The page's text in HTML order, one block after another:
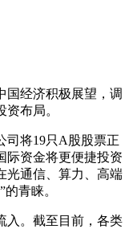
经济积极展望，调
布局。
司将19只A股股票正
际资金将更便捷投资
光通信 、算力、高端
青睐。
。截至目前，各类